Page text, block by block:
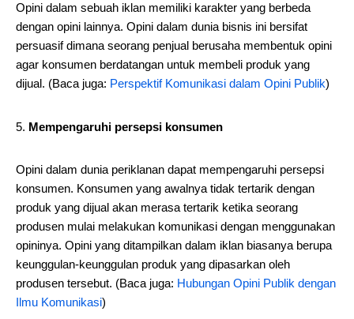
Opini dalam sebuah iklan memiliki karakter yang berbeda
dengan opini lainnya. Opini dalam dunia bisnis ini bersifat
persuasif dimana seorang penjual berusaha membentuk opini
agar konsumen berdatangan untuk membeli produk yang
dijual. (Baca juga: Perspektif Komunikasi dalam Opini Publik)
Mempengaruhi persepsi konsumen
Opini dalam dunia periklanan dapat mempengaruhi persepsi
konsumen. Konsumen yang awalnya tidak tertarik dengan
produk yang dijual akan merasa tertarik ketika seorang
produsen mulai melakukan komunikasi dengan menggunakan
opininya. Opini yang ditampilkan dalam iklan biasanya berupa
keunggulan-keunggulan produk yang dipasarkan oleh
produsen tersebut. (Baca juga: Hubungan Opini Publik dengan
Ilmu Komunikasi)